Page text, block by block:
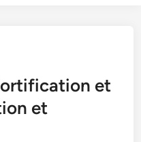
et
et